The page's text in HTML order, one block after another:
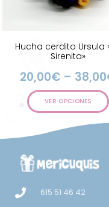
Hucha cerdito Ursula
Sirenita»
20,00€ – 38,00
VER OPCIONES
615 51 46 42